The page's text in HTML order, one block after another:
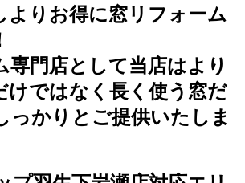
よりお得に窓リフォーム
専門店として当店はより
けではなく長く使う窓だ
っかりとご提供いたしま